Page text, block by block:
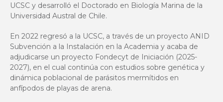
UCSC y desarrolló el Doctorado en Biología Marina de la
Universidad Austral de Chile.
En 2022 regresó a la UCSC, a través de un proyecto ANID
Subvención a la Instalación en la Academia y acaba de
adjudicarse un proyecto Fondecyt de Iniciación (2025-
2027), en el cual continúa con estudios sobre genética y
dinámica poblacional de parásitos mermítidos en
anfípodos de playas de arena.